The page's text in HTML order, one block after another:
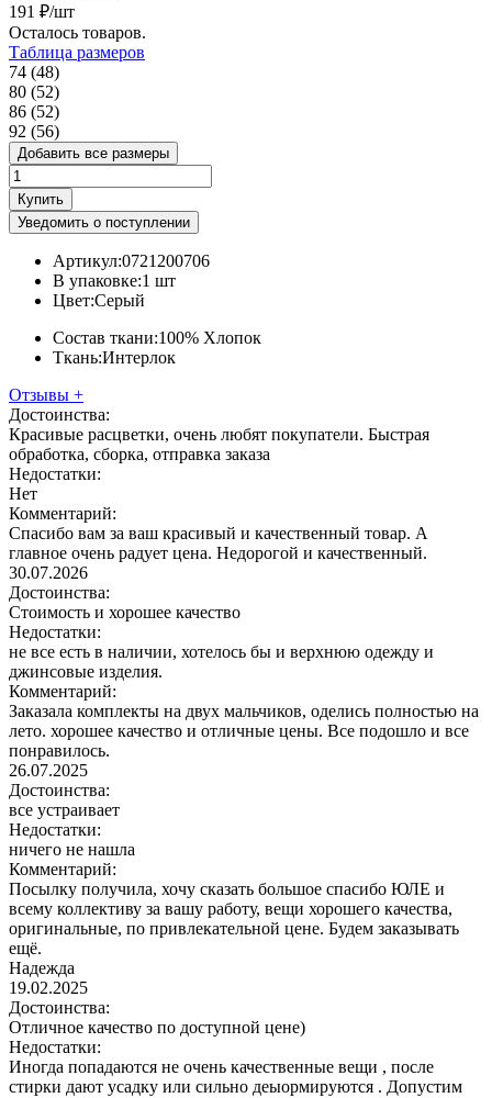
191 ₽/шт
Осталось товаров.
Таблица размеров
74 (48)
80 (52)
86 (52)
92 (56)
Добавить все размеры
Купить
Уведомить о поступлении
Артикул:0721200706
В упаковке:1 шт
Цвет:Серый
Состав ткани:100% Хлопок
Ткань:Интерлок
Отзывы +
Достоинства:
Красивые расцветки, очень любят покупатели. Быстрая
обработка, сборка, отправка заказа
Недостатки:
Нет
Комментарий:
Спасибо вам за ваш красивый и качественный товар. А
главное очень радует цена. Недорогой и качественный.
30.07.2026
Достоинства:
Стоимость и хорошее качество
Недостатки:
не все есть в наличии, хотелось бы и верхнюю одежду и
джинсовые изделия.
Комментарий:
Заказала комплекты на двух мальчиков, оделись полностью на
лето. хорошее качество и отличные цены. Все подошло и все
понравилось.
26.07.2025
Достоинства:
все устраивает
Недостатки:
ничего не нашла
Комментарий:
Посылку получила, хочу сказать большое спасибо ЮЛЕ и
всему коллективу за вашу работу, вещи хорошего качества,
оригинальные, по привлекательной цене. Будем заказывать
ещё.
Надежда
19.02.2025
Достоинства:
Отличное качество по доступной цене)
Недостатки:
Иногда попадаются не очень качественные вещи , после
стирки дают усадку или сильно деыормируются . Допустим